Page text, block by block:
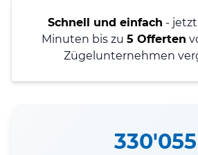
Schnell und einfach -
Minuten bis zu 5 Offerten
Zügelunternehmen
330'055